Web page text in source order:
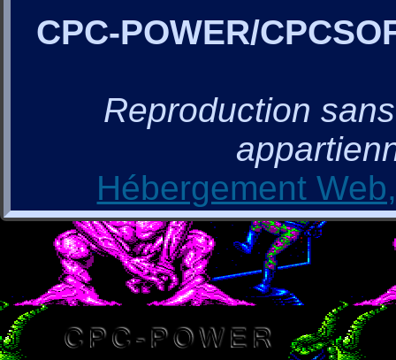
CPC-POWER/
Reproduction
Hébergement